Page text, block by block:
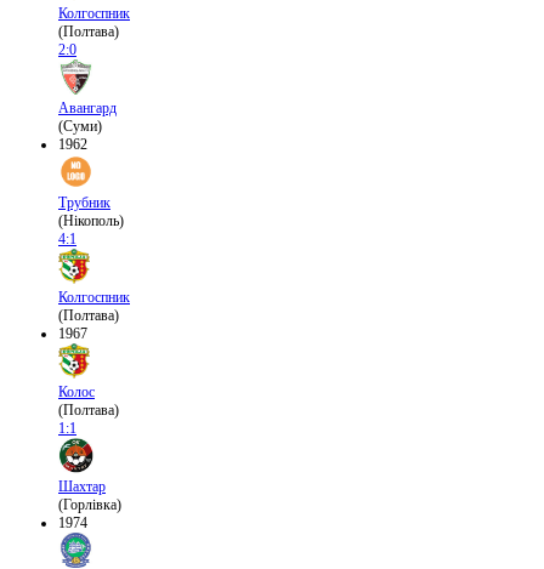
Колгоспник
(Полтава)
2:0
Авангард
(Суми)
1962
Трубник
(Нікополь)
4:1
Колгоспник
(Полтава)
1967
Колос
(Полтава)
1:1
Шахтар
(Горлівка)
1974